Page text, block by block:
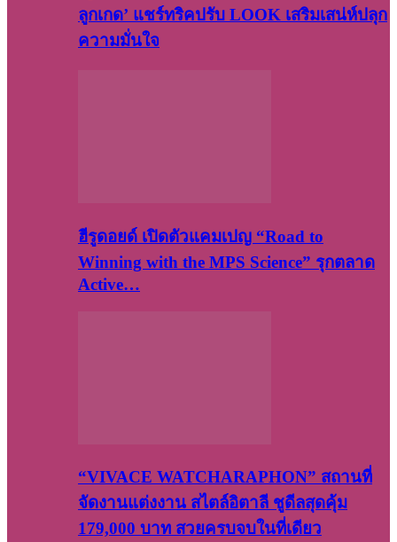
ลูกเกด’ แชร์ทริคปรับ LOOK เสริมเสน่ห์ปลุก
ความมั่นใจ
ฮีรูดอยด์ เปิดตัวแคมเปญ “Road to
Winning with the MPS Science” รุกตลาด
Active…
“VIVACE WATCHARAPHON” สถานที่
จัดงานแต่งงาน สไตล์อิตาลี ชูดีลสุดคุ้ม
179,000 บาท สวยครบจบในที่เดียว